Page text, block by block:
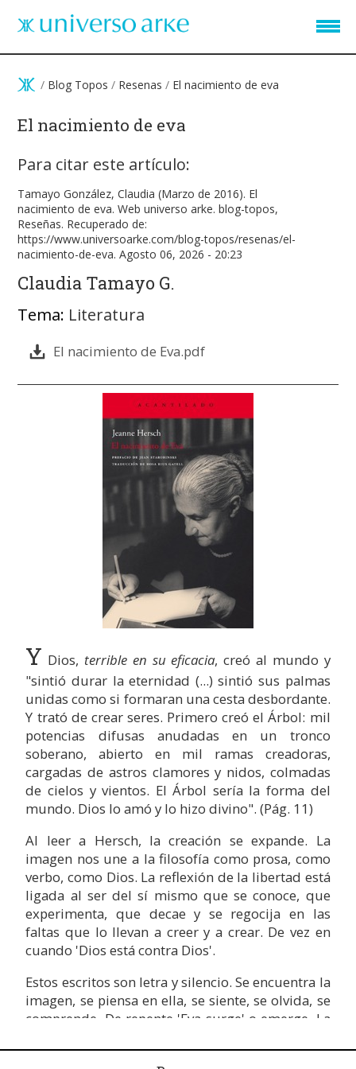
/ Blog Topos / Resenas / El nacimiento de eva
El nacimiento de eva
Para citar este artículo:
Tamayo González, Claudia (Marzo de 2016). El
nacimiento de eva. Web universo arke. blog-topos,
Reseñas. Recuperado de:
https://www.universoarke.com/blog-topos/resenas/el-
nacimiento-de-eva. Agosto 06, 2026 - 20:23
Claudia Tamayo G.
Tema: Literatura
El nacimiento de Eva.pdf
Y Dios, terrible en su eficacia, creó al mundo y
"sintió durar la eternidad (...) sintió sus palmas
unidas como si formaran una cesta desbordante.
Y trató de crear seres. Primero creó el Árbol: mil
potencias difusas anudadas en un tronco
soberano, abierto en mil ramas creadoras,
cargadas de astros clamores y nidos, colmadas
de cielos y vientos. El Árbol sería la forma del
mundo. Dios lo amó y lo hizo divino". (Pág. 11)
Al leer a Hersch, la creación se expande. La
imagen nos une a la filosofía como prosa, como
verbo, como Dios. La reflexión de la libertad está
ligada al ser del sí mismo que se conoce, que
experimenta, que decae y se regocija en las
faltas que lo llevan a creer y a crear. De vez en
cuando 'Dios está contra Dios'.
Estos escritos son letra y silencio. Se encuentra la
imagen, se piensa en ella, se siente, se olvida, se
comprende. De repente 'Eva surge' o emerge. La
no de la arcilla. En su eternidad 'Eva coge la